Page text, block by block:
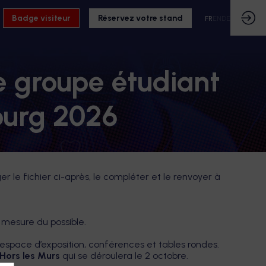
Badge visiteur Réservez votre stand FR
groupe étudiant
2026
le fichier ci-après, le compléter et le renvoyer à
du possible.
d’exposition, conférences et tables rondes.
les Murs qui se déroulera le 2 octobre.